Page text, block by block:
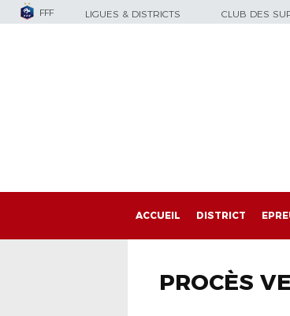
FFF LIGUES & DISTRICTS CLUB DES
ACCUEIL DISTRICT
PROCÈS